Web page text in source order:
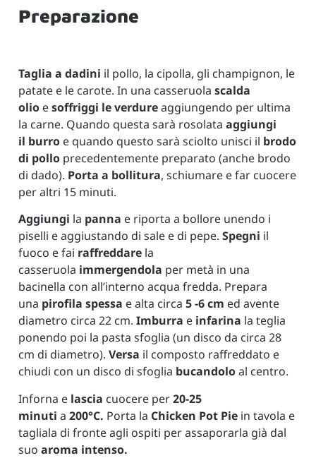
Preparazione
Taglia a dadini il pollo, la cipolla, gli champignon, le
patate e le carote. In una casseruola scalda
olio esoffriggi le verdureaggiungendo per ultima
la carne. Quando questa sarà rosolata aggiungi
il burro e quando questo sarà sciolto unisci il brodo
di pollo precedentemente preparato (anche brodo
di dado). Porta a bollitura, schiumare e far cuocere
per altri 15 minuti.
Aggiungi la panna e riporta a bollore unendo i
piselli e aggiustando di sale e di pepe. Spegni il
fuoco e fai raffreddare la
casseruola immergendola per metà in una
bacinella con all’interno acqua fredda. Prepara
una pirofila spessa e alta circa 5 -6 cm ed avente
diametro circa 22 cm. Imburra e infarina la teglia
ponendo poi la pasta sfoglia (un disco da circa 28
cm di diametro). Versa il composto raffreddato e
chiudi con un disco di sfoglia bucandoloal centro.
Inforna e lascia cuocere per20-25
minuti a 200°C. Porta la Chicken Pot Pie in tavola e
tagliala di fronte agli ospiti per assaporarla già dal
suo aroma intenso.